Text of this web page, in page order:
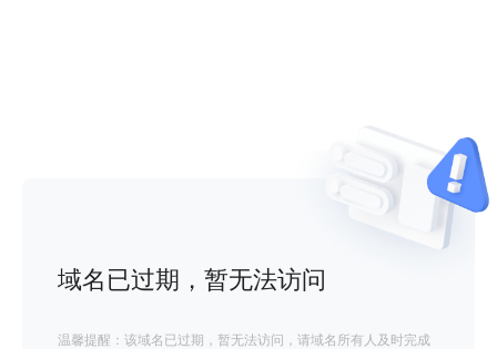
域名已过期，暂无法访问
温馨提醒：该域名已过期，暂无法访问，请域名所有人及时完成